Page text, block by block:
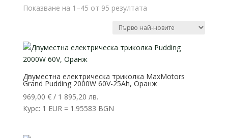
Показване на 1–45 от 95 резултатаSorted
latest
Двуместна електрическа триколка MaxMotors
Grand Pudding 2000W 60V-25Ah, Оранж
969,00 €/ 1 895,20 лв.
Курс: 1 EUR = 1.95583 BGN